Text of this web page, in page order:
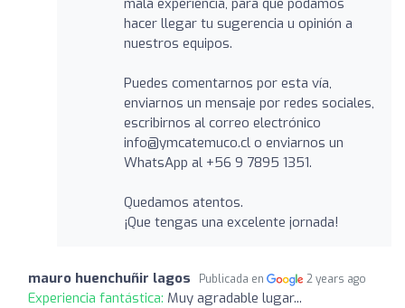
hacer llegar tu sugerencia u opinión a
nuestros equipos.
Puedes comentarnos por esta vía,
enviarnos un mensaje por redes sociales,
escribirnos al correo electrónico
info@ymcatemuco.clo enviarnos un
WhatsApp al +56 9 7895 1351.
Quedamos atentos.
¡Que tengas una excelente jornada!
mauro huenchuñir lagos Publicada en 2 years ago
Experiencia fantástica: Muy agradable lugar...